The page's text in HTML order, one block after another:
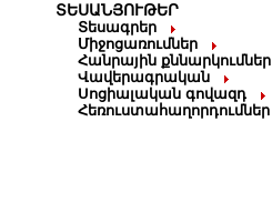
ՏԵՍԱՆՅՈՒԹԵՐ
Տեսագրեր
Միջոցառումներ
Հանրային քննարկումներ
Վավերագրական
Սոցիալական գովազդ
Հեռուստահաղորդումներ